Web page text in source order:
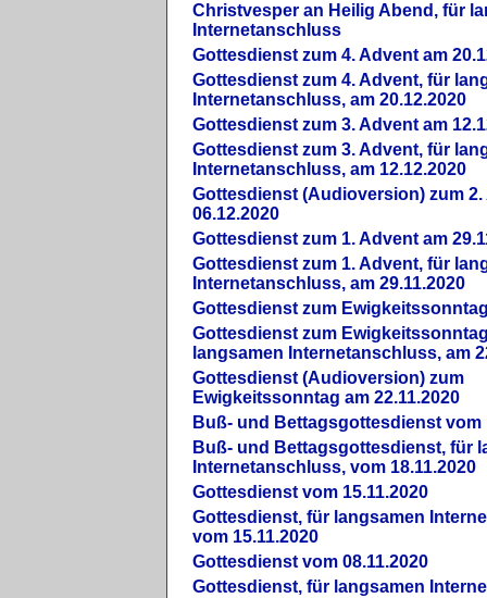
Christvesper an Heilig Abend, für
Internetanschluss
Gottesdienst zum 4. Advent am
Gottesdienst zum 4. Advent, für
Internetanschluss, am 20.12.2020
Gottesdienst zum 3. Advent am
Gottesdienst zum 3. Advent, für
Internetanschluss, am 12.12.2020
Gottesdienst (Audioversion) zum 2.
06.12.2020
Gottesdienst zum 1. Advent am
Gottesdienst zum 1. Advent, für
Internetanschluss, am 29.11.2020
Gottesdienst zum
Gottesdienst zum
langsamen Internetanschluss, am
Gottesdienst (Audioversion) zum
Ewigkeitssonntag am 22.11.2020
Buß- und Bettagsgottesdienst vom
Buß- und Bettagsgottesdienst, für
Internetanschluss, vom 18.11.2020
Gottesdienst vom 15.11.2020
Gottesdienst, für langsamen
vom 15.11.2020
Gottesdienst vom 08.11.2020
Gottesdienst, für langsamen